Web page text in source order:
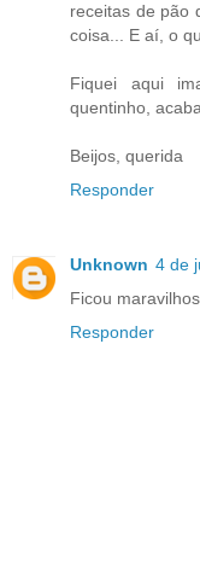
receitas de pão
coisa... E aí, o
Fiquei aqui
quentinho,
Beijos, querida
Responder
Unknown 4 de
Ficou
Responder